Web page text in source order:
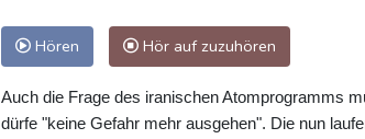
Hören Hör auf zuzuhören
Auch die Frage des iranischen Atomprogramms
dürfe "keine Gefahr mehr ausgehen". Die nun